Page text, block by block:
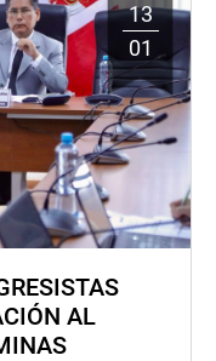
13
01
AL